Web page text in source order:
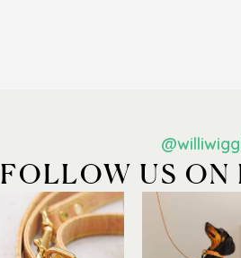
FOLLOW US ON